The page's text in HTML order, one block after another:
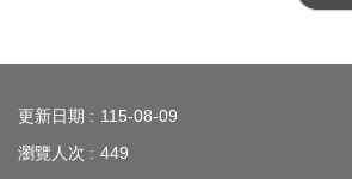
業
更新日期
115-08-09
瀏覽人次
449